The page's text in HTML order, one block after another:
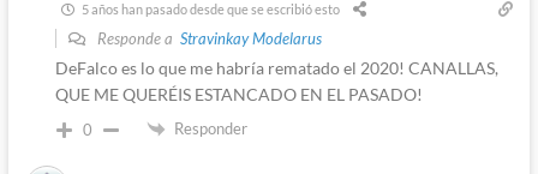
5 años han pasado desde que se escribió esto
Responde a Stravinkay Modelarus
DeFalco es lo que me habría rematado el 2020! CANALLAS,
QUE ME QUERÉIS ESTANCADO EN EL PASADO!
0 Responder